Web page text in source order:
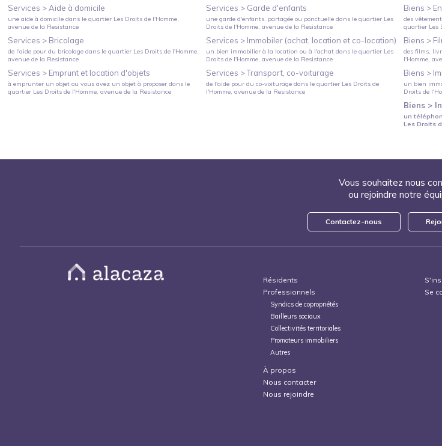
Services >Aide à domicile
une aide à domicile dans le quartier Les Droits de l'Homme,
avenue de la Resistance
Services > Bricolage
de l'aide pour du bricolage dans le quartier Les Droits de l'Homme,
avenue de la Resistance
Services > Emprunt et location d'objets
à emprunter un objet ou vous avez un objet à proposer dans le
quartier Les Droits de l'Homme, avenue de la Resistance
Services > Garde d'enfants
une garde d'enfants, partagée ou ponctuelledans le quartier Les
Droits de l'Homme, avenue de la Resistance
Services > Immobiler (achat, location et co-location)
un bien immobilier à la location ou à l'achatdans le quartier Les
Droits de l'Homme, avenue de la Resistance
Services >Transport, co-voiturage
de l'aide pour du co-voituragedans le quartier Les Droits de
l'Homme, avenue de la Resistance
Biens >
des
quartier Les
Biens >
des films,
l'Homme,
Biens >
un bien
Droits de
Biens >
un
Les Droits
Vous souhaitez nous
ou rejoindre notre
Contactez-nous
Résidents
Professionnels
Syndics de copropriétés
Bailleurs sociaux
Collectivités territoriales
Promoteurs immobiliers
Autres
À propos
Nous contacter
Nous rejoindre
Se